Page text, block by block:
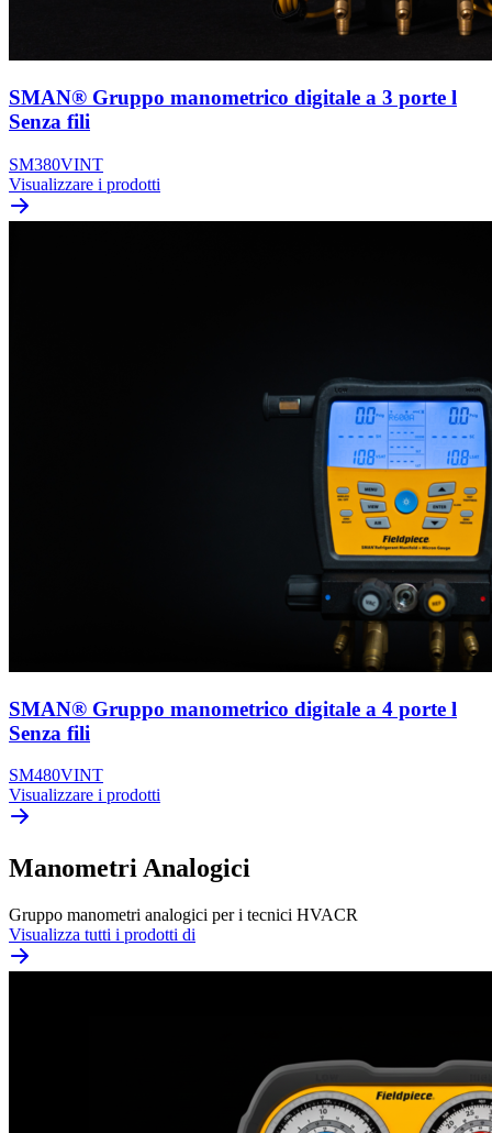
SMAN® Gruppo manometrico digitale a 3 porte l
Senza fili
SM380VINT
Visualizzare i prodotti
SMAN® Gruppo manometrico digitale a 4 porte l
Senza fili
SM480VINT
Visualizzare i prodotti
Manometri Analogici
Gruppo manometri analogici per i tecnici HVACR
Visualizza tutti i prodotti di